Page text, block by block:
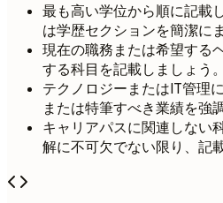
最も高い学位から順に記載
は学歴セクションを簡潔に
現在の職務または希望する
する科目を記載しましょう。
テクノロジーまたはIT管理
または特筆すべき業績を強
キャリアパスに関連しない
解に不可欠でない限り、記